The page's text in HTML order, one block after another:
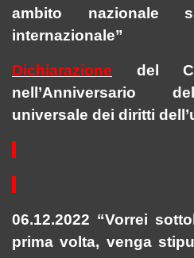
ambito nazionale
internazionale”
Dichiarazione del
nell’Anniversario
universale dei diritti
06.12.2022 “Vorrei
prima volta, venga